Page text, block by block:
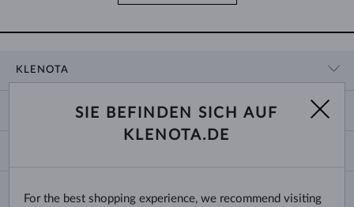
KLENOTA
BLOG
ZAHLUNG UND VERSAND
TRAURINGE AUSWÄHLEN
KETTENGRÖSSEN UND -ARTEN
SIE BEFINDEN SICH AUF
KLENOTA.DE
For the best shopping experience, we recommend visiting